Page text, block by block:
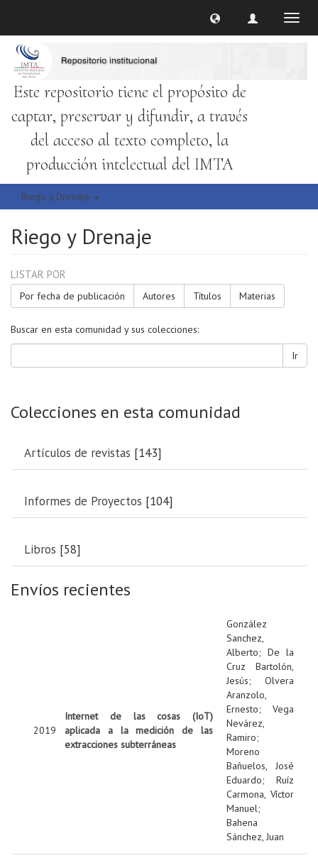
Este repositorio tiene el propósito de
captar, preservar y difundir, a través
del acceso al texto completo, la
producción intelectual del IMTA
Riego y Drenaje
Riego y Drenaje
LISTAR POR
Por fecha de publicación Autores Títulos Materias
Buscar en esta comunidad y sus colecciones:
Ir
Colecciones en esta comunidad
Artículos de revistas [143]
Informes de Proyectos [104]
Libros [58]
Envíos recientes
2019
Internet de las cosas (IoT)
aplicada a la medición de las
extracciones subterráneas
González
Sanchez,
Alberto; De la
Cruz Bartolón,
Jesús; Olvera
Aranzolo,
Ernesto; Vega
Nevárez,
Ramiro;
Moreno
Bañuelos, José
Eduardo; Ruíz
Carmona, Víctor
Manuel;
Bahena
Sánchez, Juan